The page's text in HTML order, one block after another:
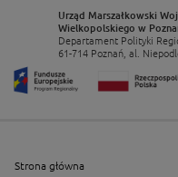
Urząd Marszałkowski
Wielkopolskiego w
Departament Polityki
61-714 Poznań, al.
Strona główna